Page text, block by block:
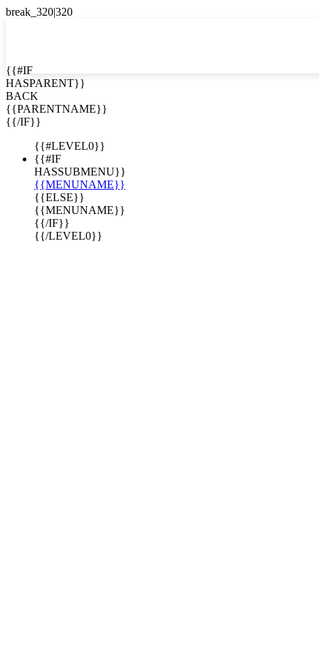

EN
ES
{{#IF
HASPARENT}}
BACK
{{PARENTNAME}}
{{/IF}}
{{#LEVEL0}}
{{#IF
HASSUBMENU}}
{{MENUNAME}}
{{ELSE}}
{{MENUNAME}}
{{/IF}}
{{/LEVEL0}}